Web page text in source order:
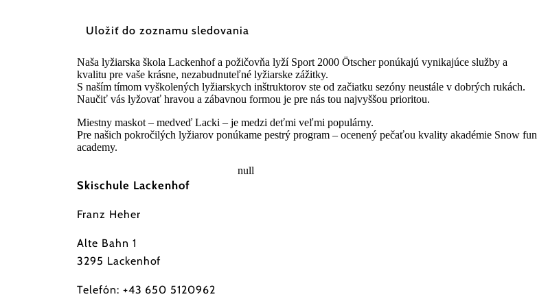
Uložiť do zoznamu sledovania
Naša lyžiarska škola Lackenhof a požičovňa lyží Sport 2000 Ötscher ponúkajú vynikajúce služby a
kvalitu pre vaše krásne, nezabudnuteľné lyžiarske zážitky.
S naším tímom vyškolených lyžiarskych inštruktorov ste od začiatku sezóny neustále v dobrých rukách.
Naučiť vás lyžovať hravou a zábavnou formou je pre nás tou najvyššou prioritou.
Miestny maskot – medveď Lacki – je medzi deťmi veľmi populárny.
Pre našich pokročilých lyžiarov ponúkame pestrý program – ocenený pečaťou kvality akadémie Snow fun
academy.
Skischule Lackenhof
Franz Heher
Alte Bahn 1
3295 Lackenhof
Telefón: +43 650 5120962
null